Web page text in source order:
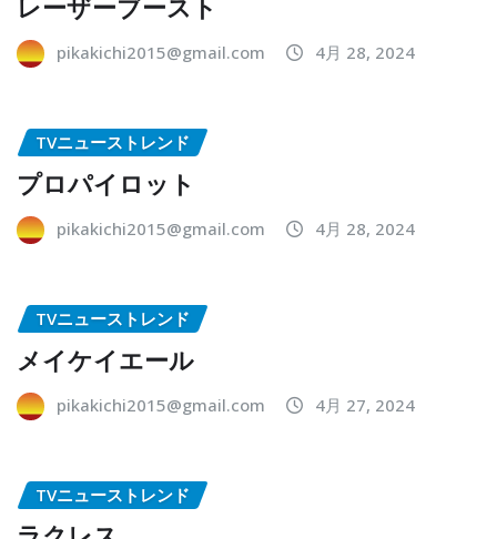
レーザーブースト
pikakichi2015@gmail.com 4月 28, 2024
TVニューストレンド
プロパイロット
pikakichi2015@gmail.com 4月 28, 2024
TVニューストレンド
メイケイエール
pikakichi2015@gmail.com 4月 27, 2024
TVニューストレンド